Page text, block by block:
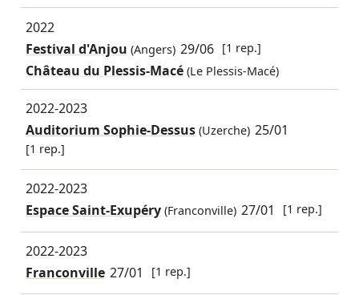
2022
Festival d'Anjou (Angers) 29/06 [1 rep.]
Château du Plessis-Macé (Le Plessis-Macé)
2022-2023
Auditorium Sophie-Dessus(Uzerche) 25/01
[1 rep.]
2022-2023
Espace Saint-Exupéry(Franconville) 27/01 [1 rep.]
2022-2023
Franconville 27/01 [1 rep.]